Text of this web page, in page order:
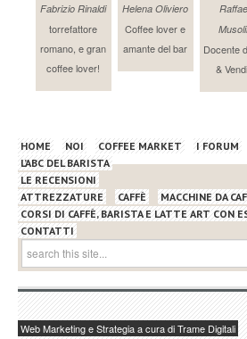
Fabrizio Rinaldi
torrefattore
romano, e gran
coffee lover!
Helena Oliviero
Coffee lover e
amante del bar
Docente
&
HOME NOI COFFEE MARKET I FORUM
L’ABC DEL BARISTA
LE RECENSIONI
ATTREZZATURE
CAFFÈ MACCHINE DA
CORSI DI CAFFÈ, BARISTA E LATTE ART CON
CONTATTI
Web Marketing e Strategia a cura di Trame Digitali